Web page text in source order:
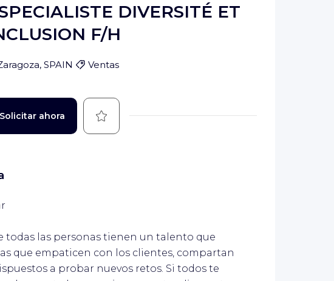
DIVERSITÉ ET
F/H
SPAIN Ventas
Solicitar ahora Guardar
todas las personas tienen un talento que
que empaticen con los clientes, compartan
a probar nuevos retos. Si todos te